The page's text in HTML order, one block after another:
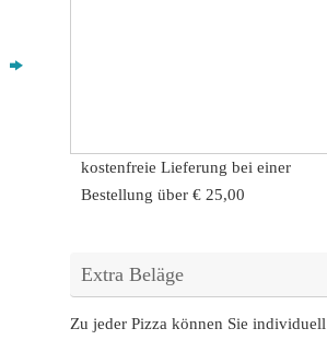
kostenfreie Lieferung bei einer
Bestellung über € 25,00
Extra Beläge
Zu jeder Pizza können Sie individuell